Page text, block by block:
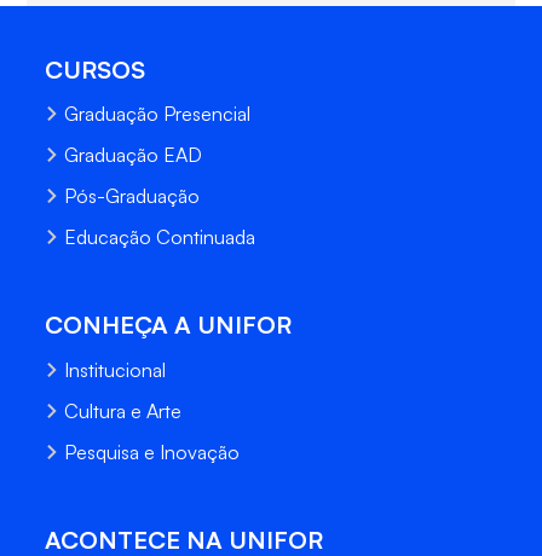
CURSOS
Graduação Presencial
Graduação EAD
Pós-Graduação
Educação Continuada
CONHEÇA A UNIFOR
Institucional
Cultura e Arte
Pesquisa e Inovação
ACONTECE NA UNIFOR